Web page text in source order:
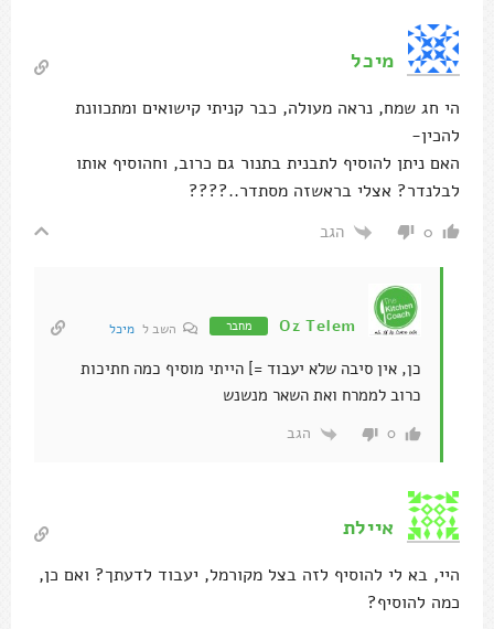
מיכל
הי חג שמח, נראה מעולה, כבר קניתי קישואים ומתכוונת
להכין-
האם ניתן להוסיף לתבנית בתנור גם כרוב, וחהוסיף אותו
לבלנדר? אצלי בראשזה מסתדר..????
0 הגב
Oz Telem מחבר השב ל מיכל
כן, אין סיבה שלא יעבוד =] הייתי מוסיף כמה חתיכות
כרוב לממרח ואת השאר מנשנש
0 הגב
איילת
היי, בא לי להוסיף לזה בצל מקורמל, יעבוד לדעתך? ואם כן,
כמה להוסיף?